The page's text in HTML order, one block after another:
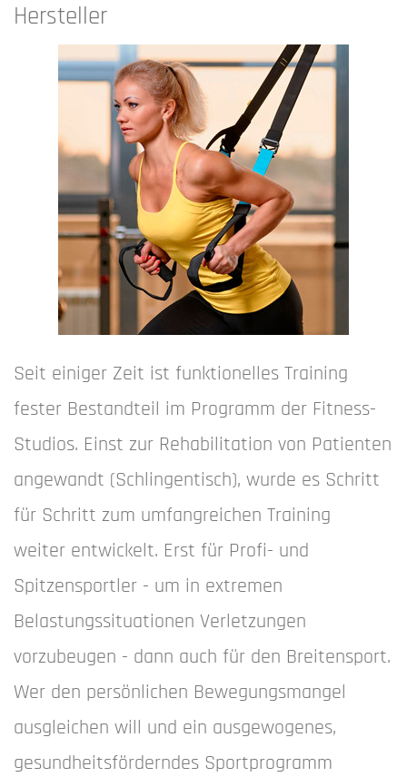
Hersteller
Seit einiger Zeit ist funktionelles Training
fester Bestandteil im Programm der Fitness-
Studios. Einst zur Rehabilitation von Patienten
angewandt (Schlingentisch), wurde es Schritt
für Schritt zum umfangreichen Training
weiter­ entwickelt. Erst für Profi- und
Spitzensportler - um in extremen
Belastungssituationen Verletzungen
vorzubeugen - dann auch für den Breitensport.
Wer den persönlichen Bewegungsmangel
ausgleichen will und ein ausgewogenes,
gesundheitsförderndes Sportprogramm